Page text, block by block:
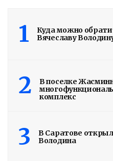
1
Куда можно
Вячеславу
2
В поселке
комплекс
3
В Саратове
Володина